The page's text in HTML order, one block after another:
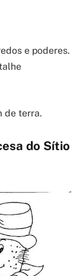
e poderes.
de terra.
do Sítio